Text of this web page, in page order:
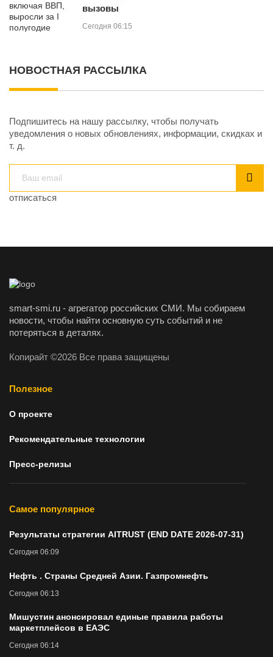
вызовы
Сегодня 06:15
НОВОСТНАЯ РАССЫЛКА
Подпишитесь на нашу рассылку, чтобы получать
уведомления о новых обновлениях, информации, скидках и
т. д.
отписаться
smart-smi.ru - агрегатор российских СМИ. Мы собираем
новости, чтобы найти основную суть событий и не
потеряться в деталях.
Копирайт ©2026 Все права защищены
Полезное
О проекте
Рекомендательные технологии
Пресс-релизы
Самое популярное
Результаты стратегии AITRUST (END DATE 2026-07-31)
Сегодня 06:09
Нефть . Страны Средней Азии. Газпромнефть
Сегодня 06:13
Мишустин анонсировал единые правила работы
маркетплейсов в ЕАЭС
Сегодня 06:14